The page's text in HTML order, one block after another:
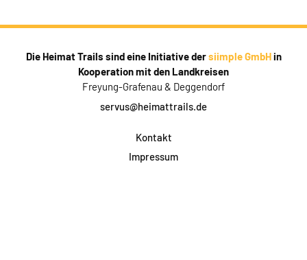
Die Heimat Trails sind eine Initiative dersiimple GmbHin
Kooperation mit den Landkreisen
Freyung-Grafenau & Deggendorf
servus@heimattrails.de
Kontakt
Impressum